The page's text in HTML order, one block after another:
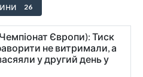
26
Європи): Тиск
не витримали, а
у другий день у